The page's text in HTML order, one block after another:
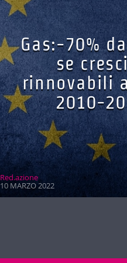
Gas:-70%
se
rinnovabili
2010-
Red.azione
10 MARZO 2022